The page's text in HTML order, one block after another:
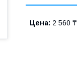
Цена: 2 560 ₸